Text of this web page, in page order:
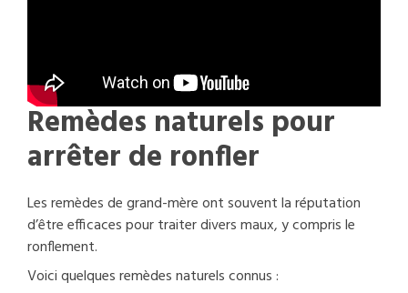
Remèdes naturels pour
arrêter de ronfler
Les remèdes de grand-mère ont souvent la réputation
d’être efficaces pour traiter divers maux, y compris le
ronflement.
Voici quelques remèdes naturels connus :